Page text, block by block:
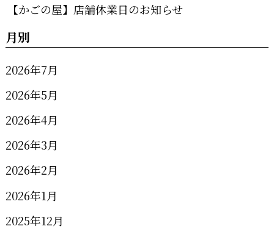
【かごの屋】店舗休業日のお知らせ
月別
2026年7月
2026年5月
2026年4月
2026年3月
2026年2月
2026年1月
2025年12月